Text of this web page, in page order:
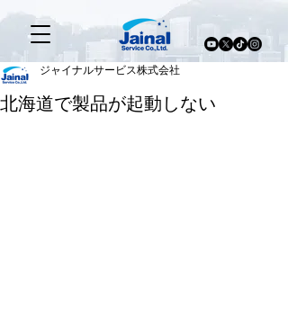
北海道で製品が起動しない
ジャイナルサービス株式会社